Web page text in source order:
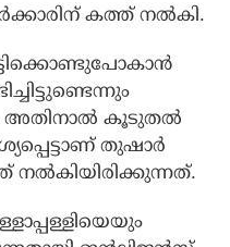
കത്ത് നല്‍കി.
അതിനാല്‍ കൂടുതല്‍
തുഷാര്‍
നല്‍കിയിരിക്കുന്നത്.